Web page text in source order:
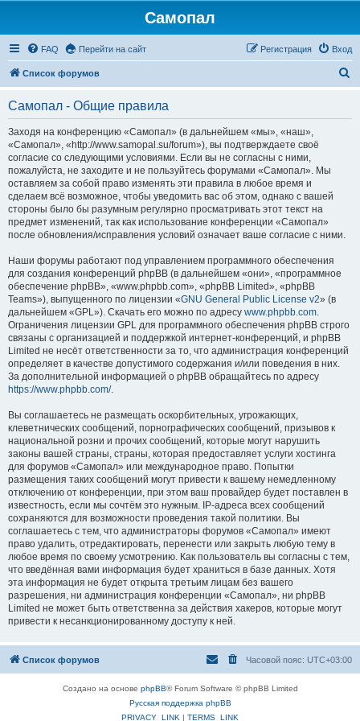
Самопал
FAQ Перейти на сайт Вход
Регистрация
Список форумов
Самопал - Общие правила
Заходя на конференцию «Самопал» (в дальнейшем «мы», «наш»,
«Самопал», «http://www.samopal.su/forum»), вы подтверждаете своё
согласие со следующими условиями. Если вы не согласны с ними,
пожалуйста, не заходите и не пользуйтесь форумами «Самопал». Мы
оставляем за собой право изменять эти правила в любое время и
сделаем всё возможное, чтобы уведомить вас об этом, однако с вашей
стороны было бы разумным регулярно просматривать этот текст на
предмет изменений, так как использование конференции «Самопал»
после обновления/исправления условий означает ваше согласие с ними.
Наши форумы работают под управлением программного обеспечения
для создания конференций phpBB (в дальнейшем «они», «программное
обеспечение phpBB», «www.phpbb.com», «phpBB Limited», «phpBB
Teams»), выпущенного по лицензии «GNU General Public License v2» (в
дальнейшем «GPL»). Скачать его можно по адресу www.phpbb.com.
Ограничения лицензии GPL для программного обеспечения phpBB строго
связаны с организацией и поддержкой интернет-конференций, и phpBB
Limited не несёт ответственности за то, что администрация конференций
определяет в качестве допустимого содержания и/или поведения в них.
За дополнительной информацией о phpBB обращайтесь по адресу
https://www.phpbb.com/.
Вы соглашаетесь не размещать оскорбительных, угрожающих,
клеветнических сообщений, порнографических сообщений, призывов к
национальной розни и прочих сообщений, которые могут нарушить
законы вашей страны, страны, которая предоставляет услуги хостинга
для форумов «Самопал» или международное право. Попытки
размещения таких сообщений могут привести к вашему немедленному
отключению от конференции, при этом ваш провайдер будет поставлен в
известность, если мы сочтём это нужным. IP-адреса всех сообщений
сохраняются для возможности проведения такой политики. Вы
соглашаетесь с тем, что администраторы форумов «Самопал» имеют
право удалить, отредактировать, перенести или закрыть любую тему в
любое время по своему усмотрению. Как пользователь вы согласны с тем,
что введённая вами информация будет храниться в базе данных. Хотя
эта информация не будет открыта третьим лицам без вашего
разрешения, ни администрация конференции «Самопал», ни phpBB
Limited не может быть ответственна за действия хакеров, которые могут
привести к несанкционированному доступу к ней.
Список форумов Часовой пояс: UTC+03:00
Создано на основе phpBB® Forum Software © phpBB Limited
Русская поддержка phpBB
PRIVACY_LINK | TERMS_LINK